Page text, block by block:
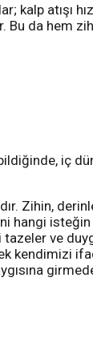
atışı
Bu da
iç
Zihin,
hangi
ve